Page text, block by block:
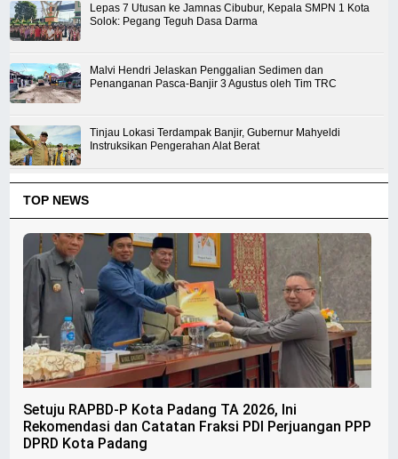
Lepas 7 Utusan ke Jamnas Cibubur, Kepala SMPN 1 Kota
Solok: Pegang Teguh Dasa Darma
Malvi Hendri Jelaskan Penggalian Sedimen dan
Penanganan Pasca-Banjir 3 Agustus oleh Tim TRC
Tinjau Lokasi Terdampak Banjir, Gubernur Mahyeldi
Instruksikan Pengerahan Alat Berat
TOP NEWS
Setuju RAPBD-P Kota Padang TA 2026, Ini
Rekomendasi dan Catatan Fraksi PDI Perjuangan PPP
DPRD Kota Padang